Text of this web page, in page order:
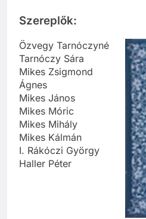
Szereplők:
Özvegy Tarnóczyné
Tarnóczy Sára
Mikes Zsigmond
Ágnes
Mikes János
Mikes Móric
Mikes Mihály
Mikes Kálmán
I. Rákóczi György
Haller Péter